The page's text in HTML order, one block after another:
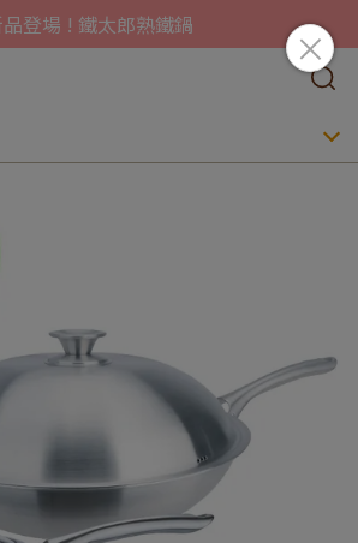
登場 ! 鐵太郎熟鐵鍋